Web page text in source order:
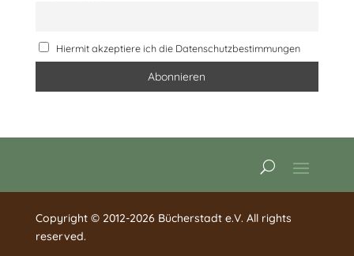
Hiermit akzeptiere ich die Datenschutzbestimmungen
Copyright © 2012-2026 Bücherstadt e.V. All rights
reserved.